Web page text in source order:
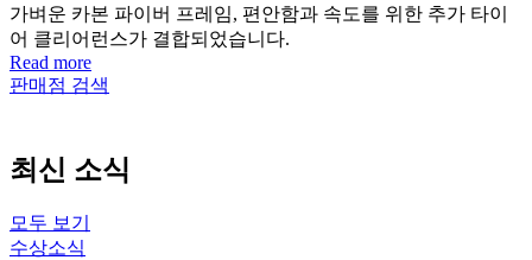
가벼운 카본 파이버 프레임, 편안함과 속도를 위한 추가 타이
어 클리어런스가 결합되었습니다.
Read more
판매점 검색
최신 소식
모두 보기
수상소식